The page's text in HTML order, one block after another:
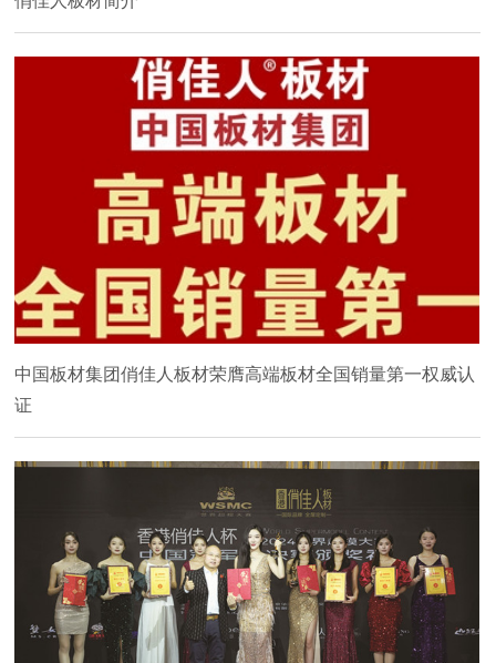
中国板材集团俏佳人板材荣膺高端板材全国销量第一权威认
证